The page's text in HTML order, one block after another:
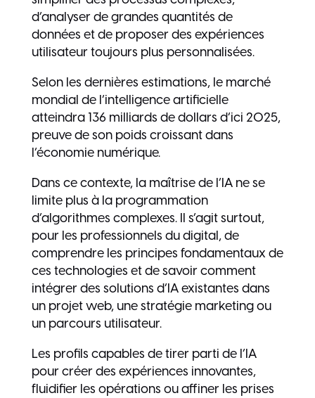
d’analyser de grandes quantités de
données et de proposer des expériences
utilisateur toujours plus personnalisées.
Selon les dernières estimations, le marché
mondial de l’intelligence artificielle
atteindra 136 milliards de dollars d’ici 2025,
preuve de son poids croissant dans
l’économie numérique.
Dans ce contexte, la maîtrise de l’IA ne se
limite plus à la programmation
d’algorithmes complexes. Il s’agit surtout,
pour les professionnels du digital, de
comprendre les principes fondamentaux de
ces technologies et de savoir comment
intégrer des solutions d’IA existantes dans
un projet web, une stratégie marketing ou
un parcours utilisateur.
Les profils capables de tirer parti de l’IA
pour créer des expériences innovantes,
fluidifier les opérations ou affiner les prises